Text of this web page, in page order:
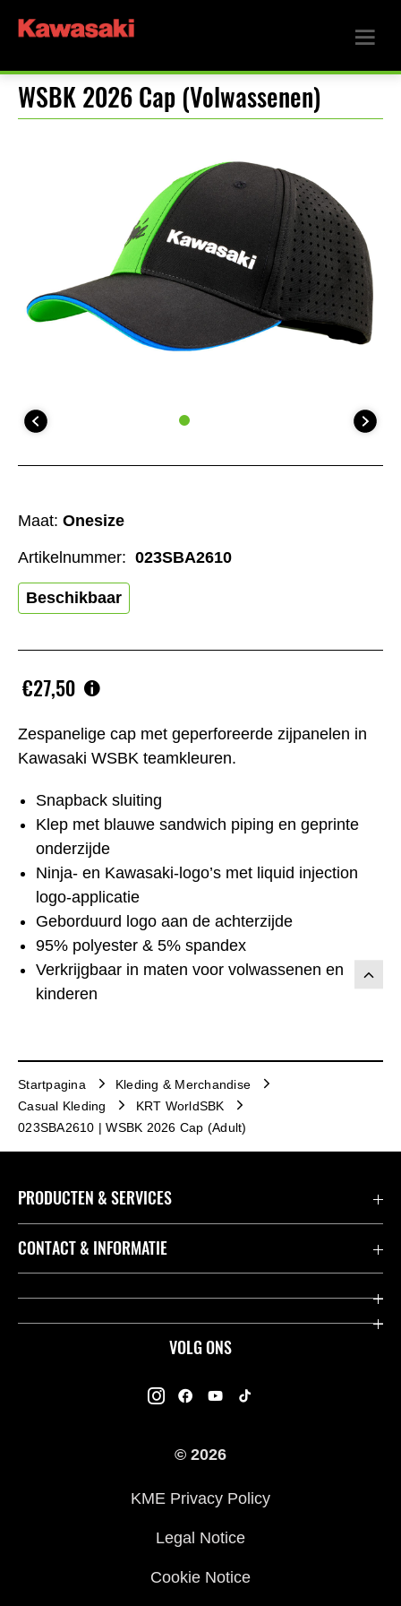
WSBK 2026 Cap (Volwassenen)
Zespanelige cap met geperforeerde zijpanelen in
Kawasaki WSBK teamkleuren.
Snapback sluiting
Klep met blauwe sandwich piping en geprinte
onderzijde
Ninja- en Kawasaki-logo’s met liquid injection
logo-applicatie
Geborduurd logo aan de achterzijde
95% polyester & 5% spandex
Verkrijgbaar in maten voor volwassenen en
kinderen
€27,50
Maat: Onesize
Beschikbaar
Artikelnummer: 023SBA2610
Startpagina
Kleding & Merchandise
Casual Kleding
KRT WorldSBK
023SBA2610 | WSBK 2026 Cap (Adult)
VOLG ONS
PRODUCTEN & SERVICES
Accessoires & Onderdelen
Dealers
K-Care Fabrieksgarantie
Gebruikershandleidingen
Kawasaki Road Assistance
Veelgestelde Vragen
CONTACT & INFORMATIE
Contact
© 2026
KME Privacy Policy
Legal Notice
Cookie Notice